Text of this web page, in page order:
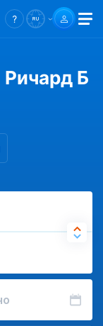
Б